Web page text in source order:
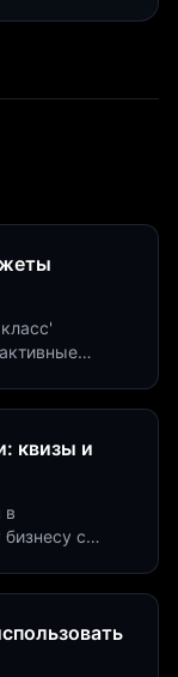
квизы и
в
с